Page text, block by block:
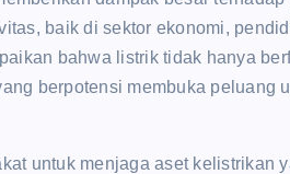
baik di sektor ekonomi,
bahwa listrik tidak hanya
berpotensi membuka peluang
untuk menjaga aset kelistrikan